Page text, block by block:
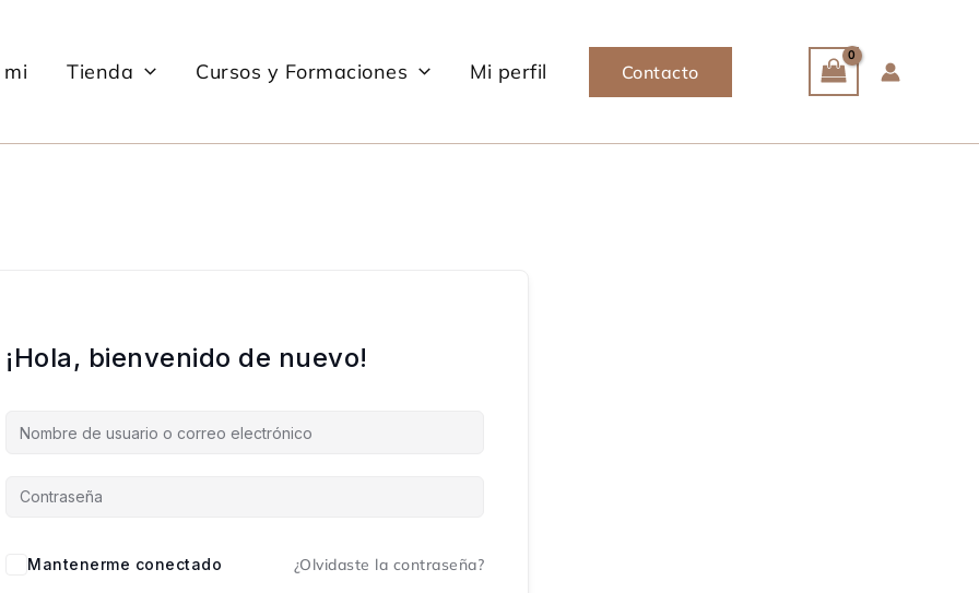
Tienda Cursos y Formaciones Mi perfil Contacto
¡Hola, bienvenido de nuevo!
Mantenerme conectado ¿Olvidaste la contraseña?